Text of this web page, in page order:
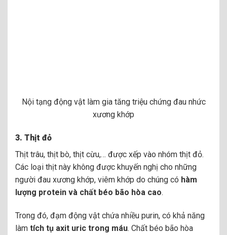
Nội tạng động vật làm gia tăng triệu chứng đau nhức
xương khớp
3. Thịt đỏ
Thịt trâu, thịt bò, thịt cừu,… được xếp vào nhóm thịt đỏ.
Các loại thịt này không được khuyến nghị cho những
người đau xương khớp, viêm khớp do chúng có hàm
lượng protein và chất béo bão hòa cao.
Trong đó, đạm động vật chứa nhiều purin, có khả năng
làm tích tụ axit uric trong máu. Chất béo bão hòa